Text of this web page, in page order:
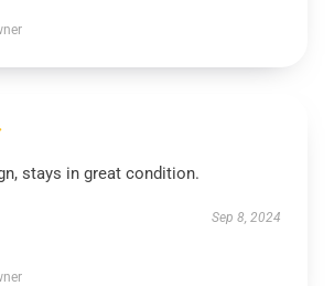
stays in great condition.
Sep 8, 2024